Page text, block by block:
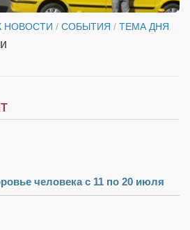
НОВОСТИ / СОБЫТИЯ / ТЕМА ДНЯ
человека с 11 по 20 июля